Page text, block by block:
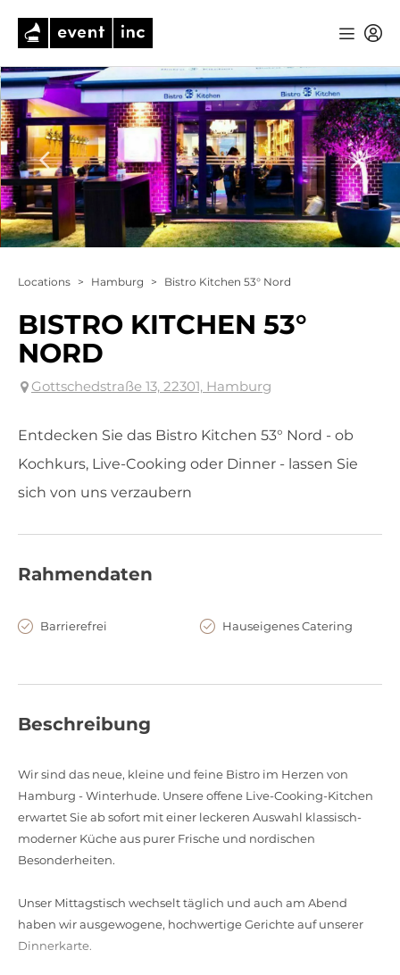
Locations > Hamburg > Bistro Kitchen 53° Nord
BISTRO KITCHEN 53°
NORD
Gottschedstraße 13, 22301, Hamburg
Entdecken Sie das Bistro Kitchen 53° Nord - ob
Kochkurs, Live-Cooking oder Dinner - lassen Sie
sich von uns verzaubern
Rahmendaten
Barrierefrei Hauseigenes Catering
Beschreibung
Wir sind das neue, kleine und feine Bistro im Herzen von
Hamburg - Winterhude. Unsere offene Live-Cooking-Kitchen
erwartet Sie ab sofort mit einer leckeren Auswahl klassisch-
moderner Küche aus purer Frische und nordischen
Besonderheiten.
Unser Mittagstisch wechselt täglich und auch am Abend
haben wir ausgewogene, hochwertige Gerichte auf unserer
Dinnerkarte.